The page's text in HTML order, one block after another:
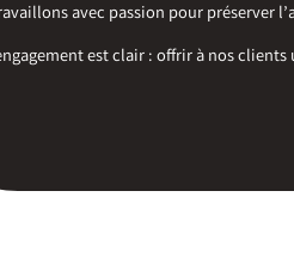
avec passion pour préserver
est clair : offrir à nos